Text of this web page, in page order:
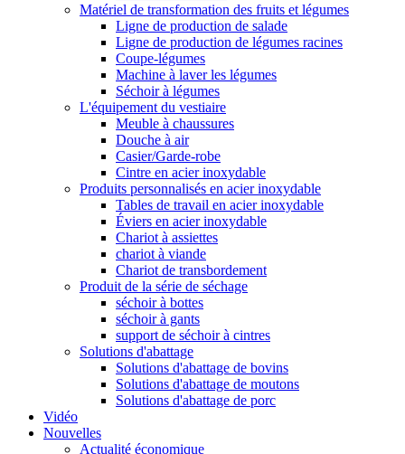
Matériel de transformation des fruits et légumes
Ligne de production de salade
Ligne de production de légumes racines
Coupe-légumes
Machine à laver les légumes
Séchoir à légumes
L'équipement du vestiaire
Meuble à chaussures
Douche à air
Casier/Garde-robe
Cintre en acier inoxydable
Produits personnalisés en acier inoxydable
Tables de travail en acier inoxydable
Éviers en acier inoxydable
Chariot à assiettes
chariot à viande
Chariot de transbordement
Produit de la série de séchage
séchoir à bottes
séchoir à gants
support de séchoir à cintres
Solutions d'abattage
Solutions d'abattage de bovins
Solutions d'abattage de moutons
Solutions d'abattage de porc
Vidéo
Nouvelles
Actualité économique